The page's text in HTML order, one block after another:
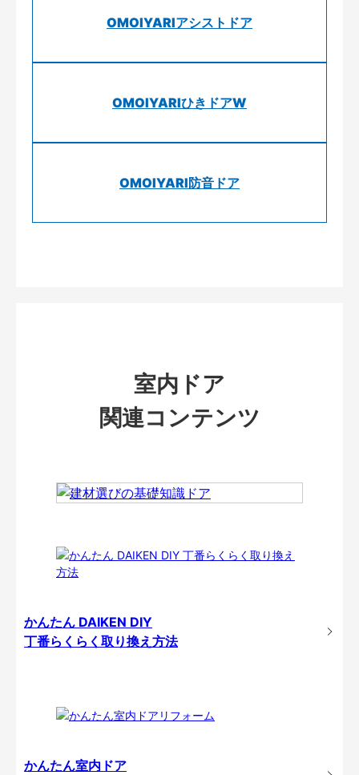
OMOIYARIアシストドア
OMOIYARIひきドアW
OMOIYARI防音ドア
室内ドア
関連コンテンツ
かんたん DAIKEN DIY
丁番らくらく取り換え方法
かんたん室内ドア